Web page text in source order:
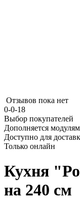
Отзывов пока нет
0-0-18
Выбор покупателей
Дополняется
Доступно для
Только онлайн
Кухня
на 240 см